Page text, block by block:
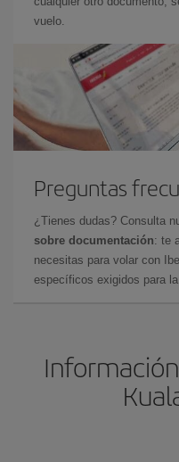
vuelo.
Preguntas
¿Tienes dudas? Consulta
sobre documentación: te
necesitas para volar con
específicos exigidos para